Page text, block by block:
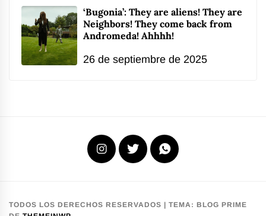
‘Bugonia’: They are aliens! They are
Neighbors! They come back from
Andromeda! Ahhhh!
26 de septiembre de 2025
Instagram
X WhatsApp
TODOS LOS DERECHOS RESERVADOS | TEMA: BLOG PRIME